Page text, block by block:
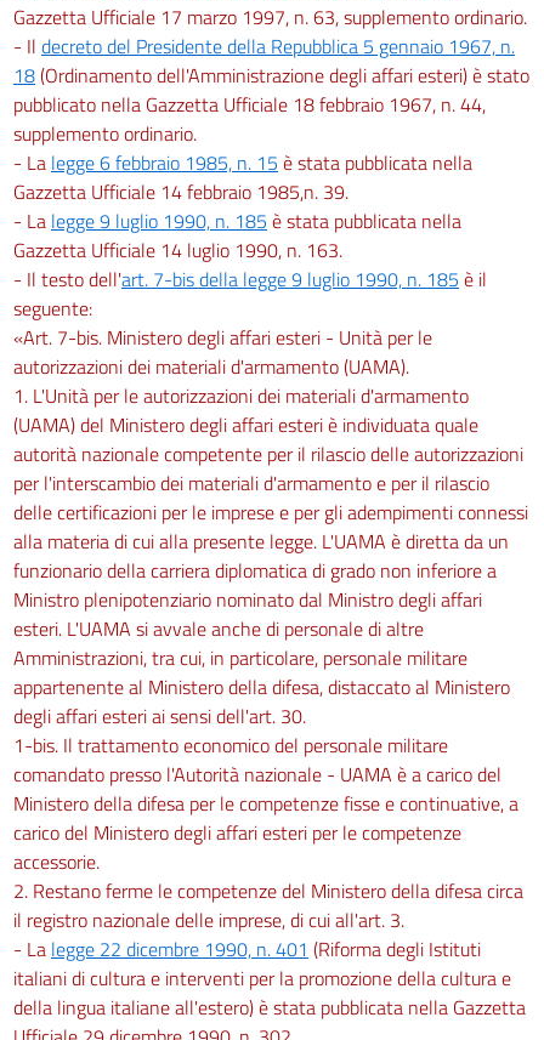
Gazzetta Ufficiale 17 marzo 1997, n. 63, supplemento ordinario.
- Il decreto del Presidente della Repubblica 5 gennaio 1967, n.
18(Ordinamento dell'Amministrazione degli affari esteri) è stato
pubblicato nella Gazzetta Ufficiale 18 febbraio 1967, n. 44,
supplemento ordinario.
- La legge 6 febbraio 1985, n. 15 è stata pubblicata nella
Gazzetta Ufficiale 14 febbraio 1985,n. 39.
- La legge 9 luglio 1990, n. 185 è stata pubblicata nella
Gazzetta Ufficiale 14 luglio 1990, n. 163.
- Il testo dell'art. 7-bis della legge 9 luglio 1990, n. 185 è il
seguente:
«Art. 7-bis. Ministero degli affari esteri - Unità per le
autorizzazioni dei materiali d'armamento (UAMA).
1. L'Unità per le autorizzazioni dei materiali d'armamento
(UAMA) del Ministero degli affari esteri è individuata quale
autorità nazionale competente per il rilascio delle autorizzazioni
per l'interscambio dei materiali d'armamento e per il rilascio
delle certificazioni per le imprese e per gli adempimenti connessi
alla materia di cui alla presente legge. L'UAMA è diretta da un
funzionario della carriera diplomatica di grado non inferiore a
Ministro plenipotenziario nominato dal Ministro degli affari
esteri. L'UAMA si avvale anche di personale di altre
Amministrazioni, tra cui, in particolare, personale militare
appartenente al Ministero della difesa, distaccato al Ministero
degli affari esteri ai sensi dell'art. 30.
1-bis. Il trattamento economico del personale militare
comandato presso l'Autorità nazionale - UAMA è a carico del
Ministero della difesa per le competenze fisse e continuative, a
carico del Ministero degli affari esteri per le competenze
accessorie.
2. Restano ferme le competenze del Ministero della difesa circa
il registro nazionale delle imprese, di cui all'art. 3.
- La legge 22 dicembre 1990, n. 401 (Riforma degli Istituti
italiani di cultura e interventi per la promozione della cultura e
della lingua italiane all'estero) è stata pubblicata nella Gazzetta